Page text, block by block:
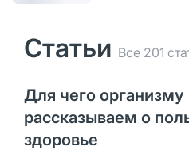
Статьи Все 201
Для чего организму
рассказываем о
здоровье